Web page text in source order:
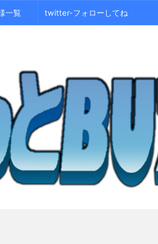
一覧 twitter-フォローしてね